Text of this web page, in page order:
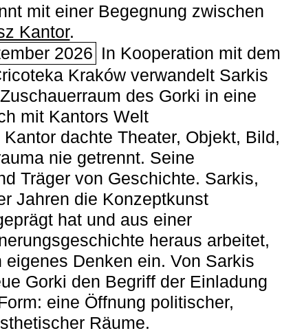
mit einer Begegnung zwischen
Kantor.
2026 In Kooperation mit dem
Kraków verwandelt Sarkis
des Gorki in eine
mit Kantors Welt
dachte Theater, Objekt, Bild,
nie getrennt. Seine
Träger von Geschichte. Sarkis,
Jahren die Konzeptkunst
hat und aus einer
heraus arbeitet,
eigenes Denken ein. Von Sarkis
Gorki den Begriff der Einladung
eine Öffnung politischer,
Räume.